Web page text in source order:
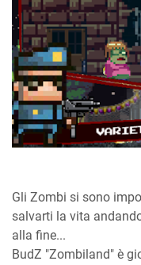
Gli Zombi si sono
salvarti la vita
alla fine...
BudZ "Zombiland" è